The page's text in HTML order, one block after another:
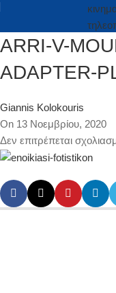
ARRI-V-
ADAPTER-
Giannis Kolokouris
On 13 Νοεμβρίου, 2020
Δεν επιτρέπεται